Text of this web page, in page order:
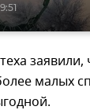
малых